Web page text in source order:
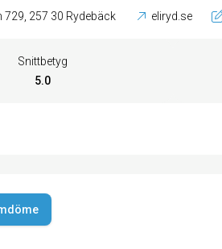
Landskronavägen 729, 257 30 Rydebäck eliryd.se
Snittbetyg
5.0